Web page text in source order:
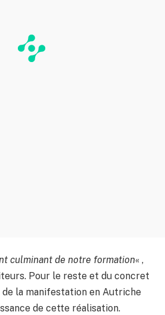
culminant de notre formation« ,
Pour le reste et du concret
la manifestation en Autriche
de cette réalisation.